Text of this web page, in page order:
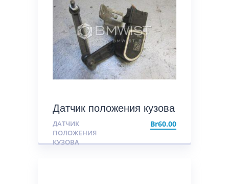
Датчик положения кузова
ДАТЧИК
ПОЛОЖЕНИЯ
КУЗОВА
Br60.00